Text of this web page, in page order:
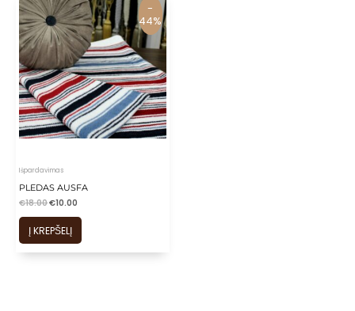
-
44%
-
44%
Išpardavimas
PLEDAS AUSFA
€18.00€10.00
Į KREPŠELĮ